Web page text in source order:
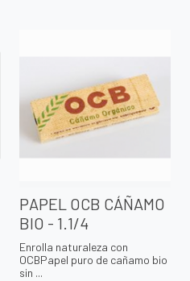
PAPEL OCB CÁÑAMO
BIO - 1.1/4
Enrolla naturaleza con
OCBPapel puro de cañamo bio
sin ...